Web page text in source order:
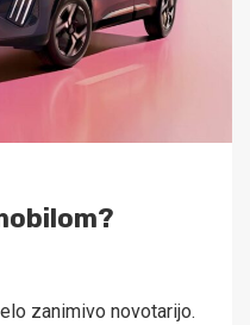
zanimivo novotarijo.